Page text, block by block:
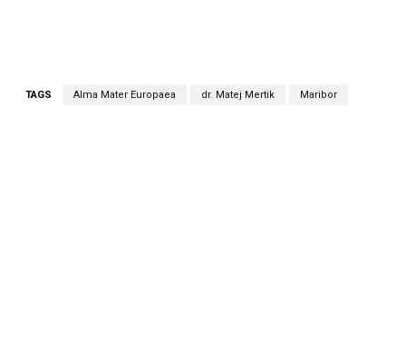
TAGS Alma Mater Europaea dr. Matej Mertik Maribor